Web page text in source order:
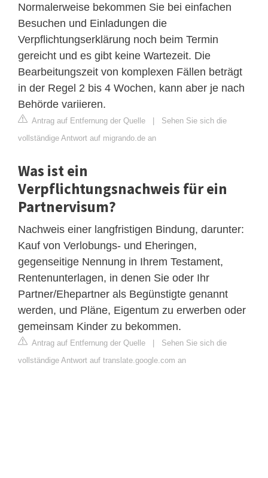
Normalerweise bekommen Sie bei einfachen
Besuchen und Einladungen die
Verpflichtungserklärung noch beim Termin
gereicht und es gibt keine Wartezeit. Die
Bearbeitungszeit von komplexen Fällen beträgt
in der Regel 2 bis 4 Wochen, kann aber je nach
Behörde variieren.
Antrag auf Entfernung der Quelle | Sehen Sie sich die
vollständige Antwort auf migrando.de an
Was ist ein
Verpflichtungsnachweis für ein
Partnervisum?
Nachweis einer langfristigen Bindung, darunter:
Kauf von Verlobungs- und Eheringen,
gegenseitige Nennung in Ihrem Testament,
Rentenunterlagen, in denen Sie oder Ihr
Partner/Ehepartner als Begünstigte genannt
werden, und Pläne, Eigentum zu erwerben oder
gemeinsam Kinder zu bekommen.
Antrag auf Entfernung der Quelle | Sehen Sie sich die
vollständige Antwort auf translate.google.com an